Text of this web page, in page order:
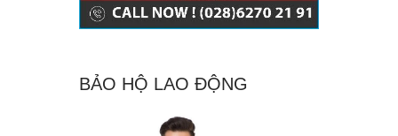
BẢO HỘ LAO ĐỘNG